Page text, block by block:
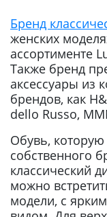
Бренд
женских
ассортименте
Также бренд
аксессуары из
брендов, как
dello Russo,
Обувь, которую
собственного
классический
можно
модели, с